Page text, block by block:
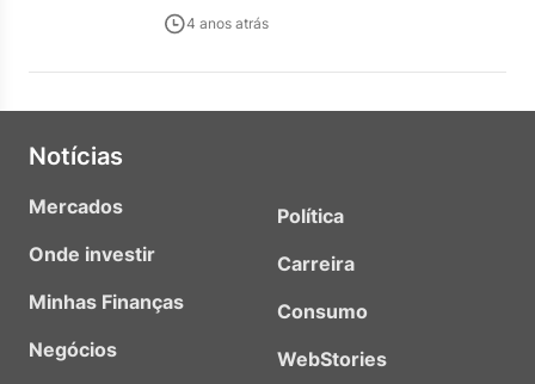
4 anos atrás
Notícias
Mercados
Onde investir
Minhas Finanças
Negócios
Política
Carreira
Consumo
WebStories